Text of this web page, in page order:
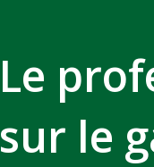
Le
sur le